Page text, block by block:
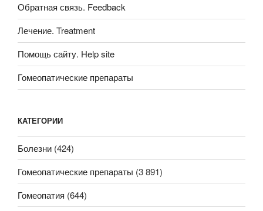
Обратная связь. Feedback
Лечение. Treatment
Помощь сайту. Help site
Гомеопатические препараты
КАТЕГОРИИ
Болезни (424)
Гомеопатические препараты (3 891)
Гомеопатия (644)